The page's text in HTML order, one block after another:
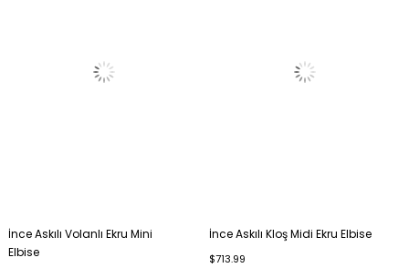
İnce Askılı Volanlı Ekru Mini
Elbise
İnce Askılı Kloş Midi Ekru Elbise
$713.99